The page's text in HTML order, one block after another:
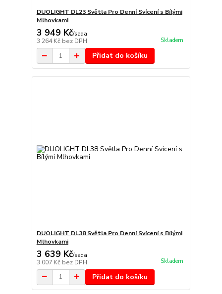
DUOLIGHT DL23 Světla Pro Denní Svícení s Bílými
Mlhovkami
3 949 Kč/sada
3 264 Kč bez DPH Skladem
Přidat do košíku
DUOLIGHT DL38 Světla Pro Denní Svícení s Bílými
Mlhovkami
3 639 Kč/sada
3 007 Kč bez DPH Skladem
Přidat do košíku